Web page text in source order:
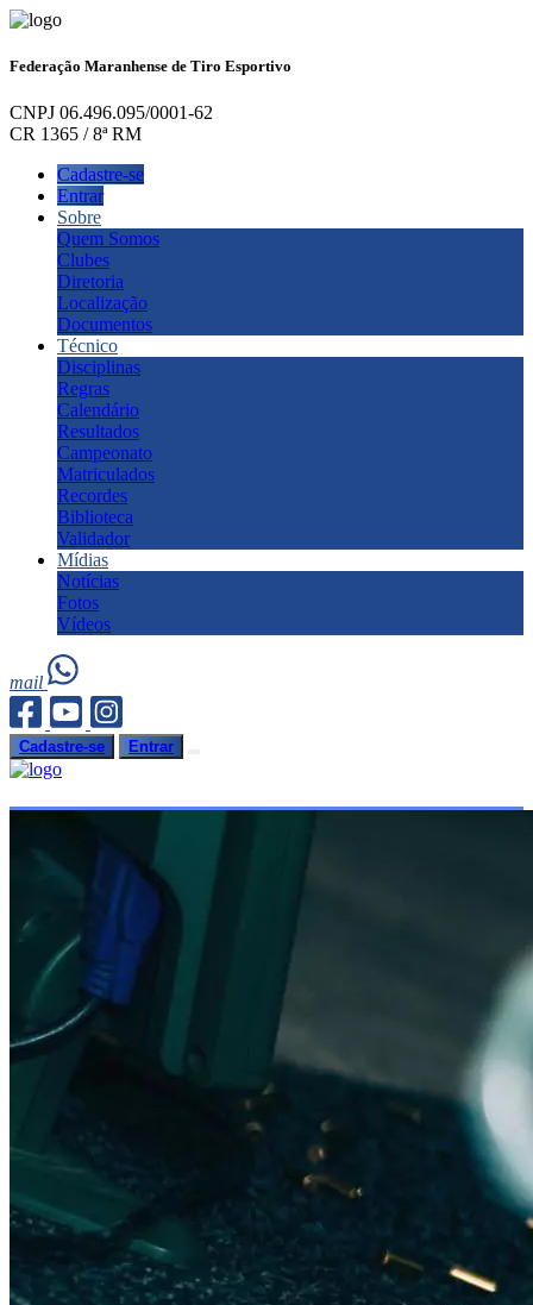
Federação Maranhense de Tiro Esportivo
CNPJ 06.496.095/0001-62
CR 1365 / 8ª RM
Cadastre-se
Entrar
Sobre
Quem Somos
Clubes
Diretoria
Localização
Documentos
Técnico
Disciplinas
Regras
Calendário
Resultados
Campeonato
Matriculados
Recordes
Biblioteca
Validador
Mídias
Notícias
Fotos
Vídeos
mail
Cadastre-se Entrar